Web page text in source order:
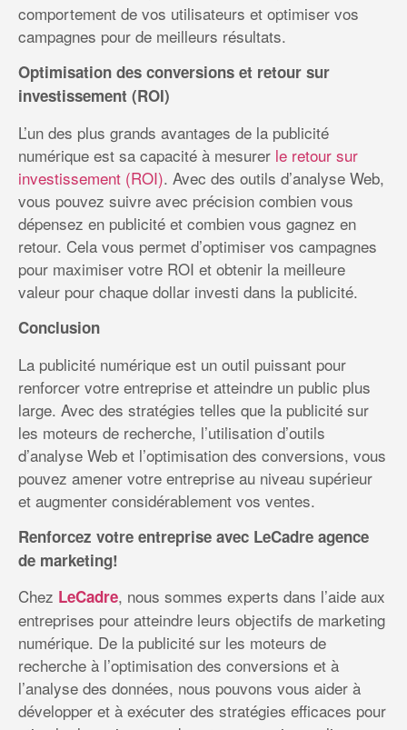
comportement de vos utilisateurs et optimiser vos
campagnes pour de meilleurs résultats.
Optimisation des conversions et retour sur
investissement (ROI)
L’un des plus grands avantages de la publicité
numérique est sa capacité à mesurer le retour sur
investissement (ROI). Avec des outils d’analyse Web,
vous pouvez suivre avec précision combien vous
dépensez en publicité et combien vous gagnez en
retour. Cela vous permet d’optimiser vos campagnes
pour maximiser votre ROI et obtenir la meilleure
valeur pour chaque dollar investi dans la publicité.
Conclusion
La publicité numérique est un outil puissant pour
renforcer votre entreprise et atteindre un public plus
large. Avec des stratégies telles que la publicité sur
les moteurs de recherche, l’utilisation d’outils
d’analyse Web et l’optimisation des conversions, vous
pouvez amener votre entreprise au niveau supérieur
et augmenter considérablement vos ventes.
Renforcez votre entreprise avec LeCadre agence
de marketing!
Chez LeCadre, nous sommes experts dans l’aide aux
entreprises pour atteindre leurs objectifs de marketing
numérique. De la publicité sur les moteurs de
recherche à l’optimisation des conversions et à
l’analyse des données, nous pouvons vous aider à
développer et à exécuter des stratégies efficaces pour